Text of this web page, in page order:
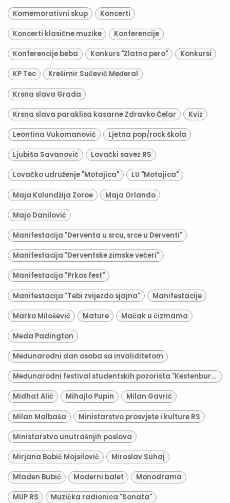
Komemorativni skup Koncerti
Koncerti klasične muzike Konferencije
Konferencije beba Konkurs "Zlatno pero" Konkursi
KP Tec Krešimir Sučević Međeral
Krsna slava Grada
Krsna slava paraklisa kasarne Zdravko Čelar Kviz
Leontina Vukomanović Ljetna pop/rock škola
Ljubiša Savanović Lovački savez RS
Lovačko udruženje "Motajica" LU "Motajica"
Maja Kolundžija Zoroe Maja Orlando
Majo Danilović
Manifestacija "Derventa u srcu, srce u Derventi"
Manifestacija "Derventske zimske večeri"
Manifestacija "Prkos fest"
Manifestacija "Tebi zvijezdo sjajna" Manifestacije
Marko Milošević Mature Mačak u čizmama
Meda Padington
Međunarodni dan osoba sa invaliditetom
Međunarodni festival studentskih pozorišta "Kestenburg"
Midhat Alić Mihajlo Pupin Milan Gavrić
Milan Malbaša Ministarstvo prosvjete i kulture RS
Ministarstvo unutrašnjih poslova
Mirjana Bobić Mojsilović Miroslav Suhaj
Mladen Bubić Moderni balet Monodrama
MUP RS Muzička radionica "Sonata"